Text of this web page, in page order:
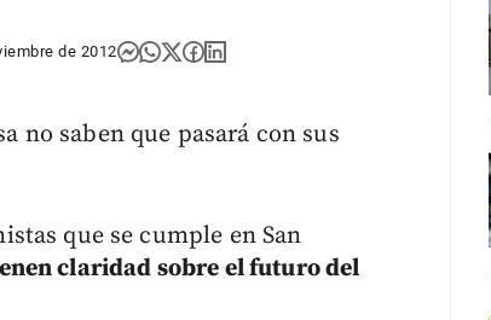
de 2012
no saben que pasará con sus
que se cumple en San
claridad sobre el futuro del